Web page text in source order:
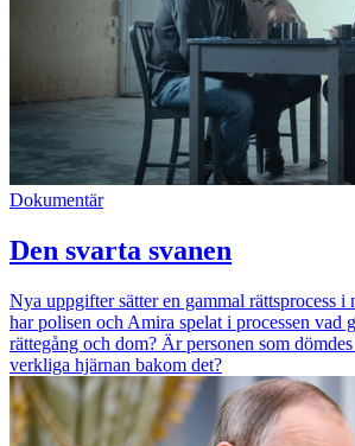
Dokumentär
Den svarta svanen
Nya uppgifter sätter en gammal rättsprocess
har polisen och Amira spelat i processen vad
rättegång och dom? Är personen som
verkliga hjärnan bakom det?